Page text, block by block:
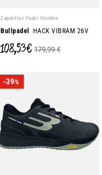
Zapatillas Padel Hombre
Bullpadel HACK VIBRAM 26V
108,53 € 179,99 €
-39%